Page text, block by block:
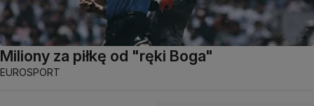
Miliony za piłkę od "ręki Boga"
EUROSPORT